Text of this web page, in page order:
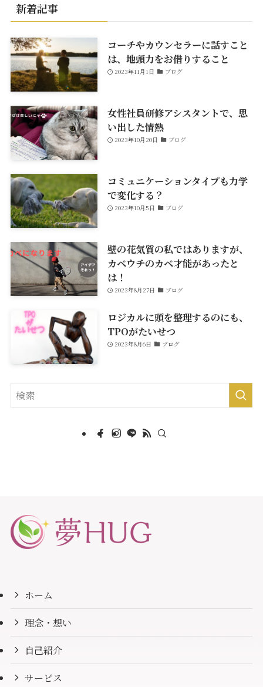
新着記事
コーチやカウンセラーに話すこと
は、地頭力をお借りすること
2023年11月1日 ブログ
女性社員研修アシスタントで、思
い出した情熱
2023年10月20日 ブログ
コミュニケーションタイプも力学
で変化する？
2023年10月5日 ブログ
壁の花気質の私ではありますが、
カベウチのカベ才能があったと
は！
2023年8月27日 ブログ
ロジカルに頭を整理するのにも、
TPOがたいせつ
2023年8月6日 ブログ
ホーム
理念・想い
自己紹介
サービス